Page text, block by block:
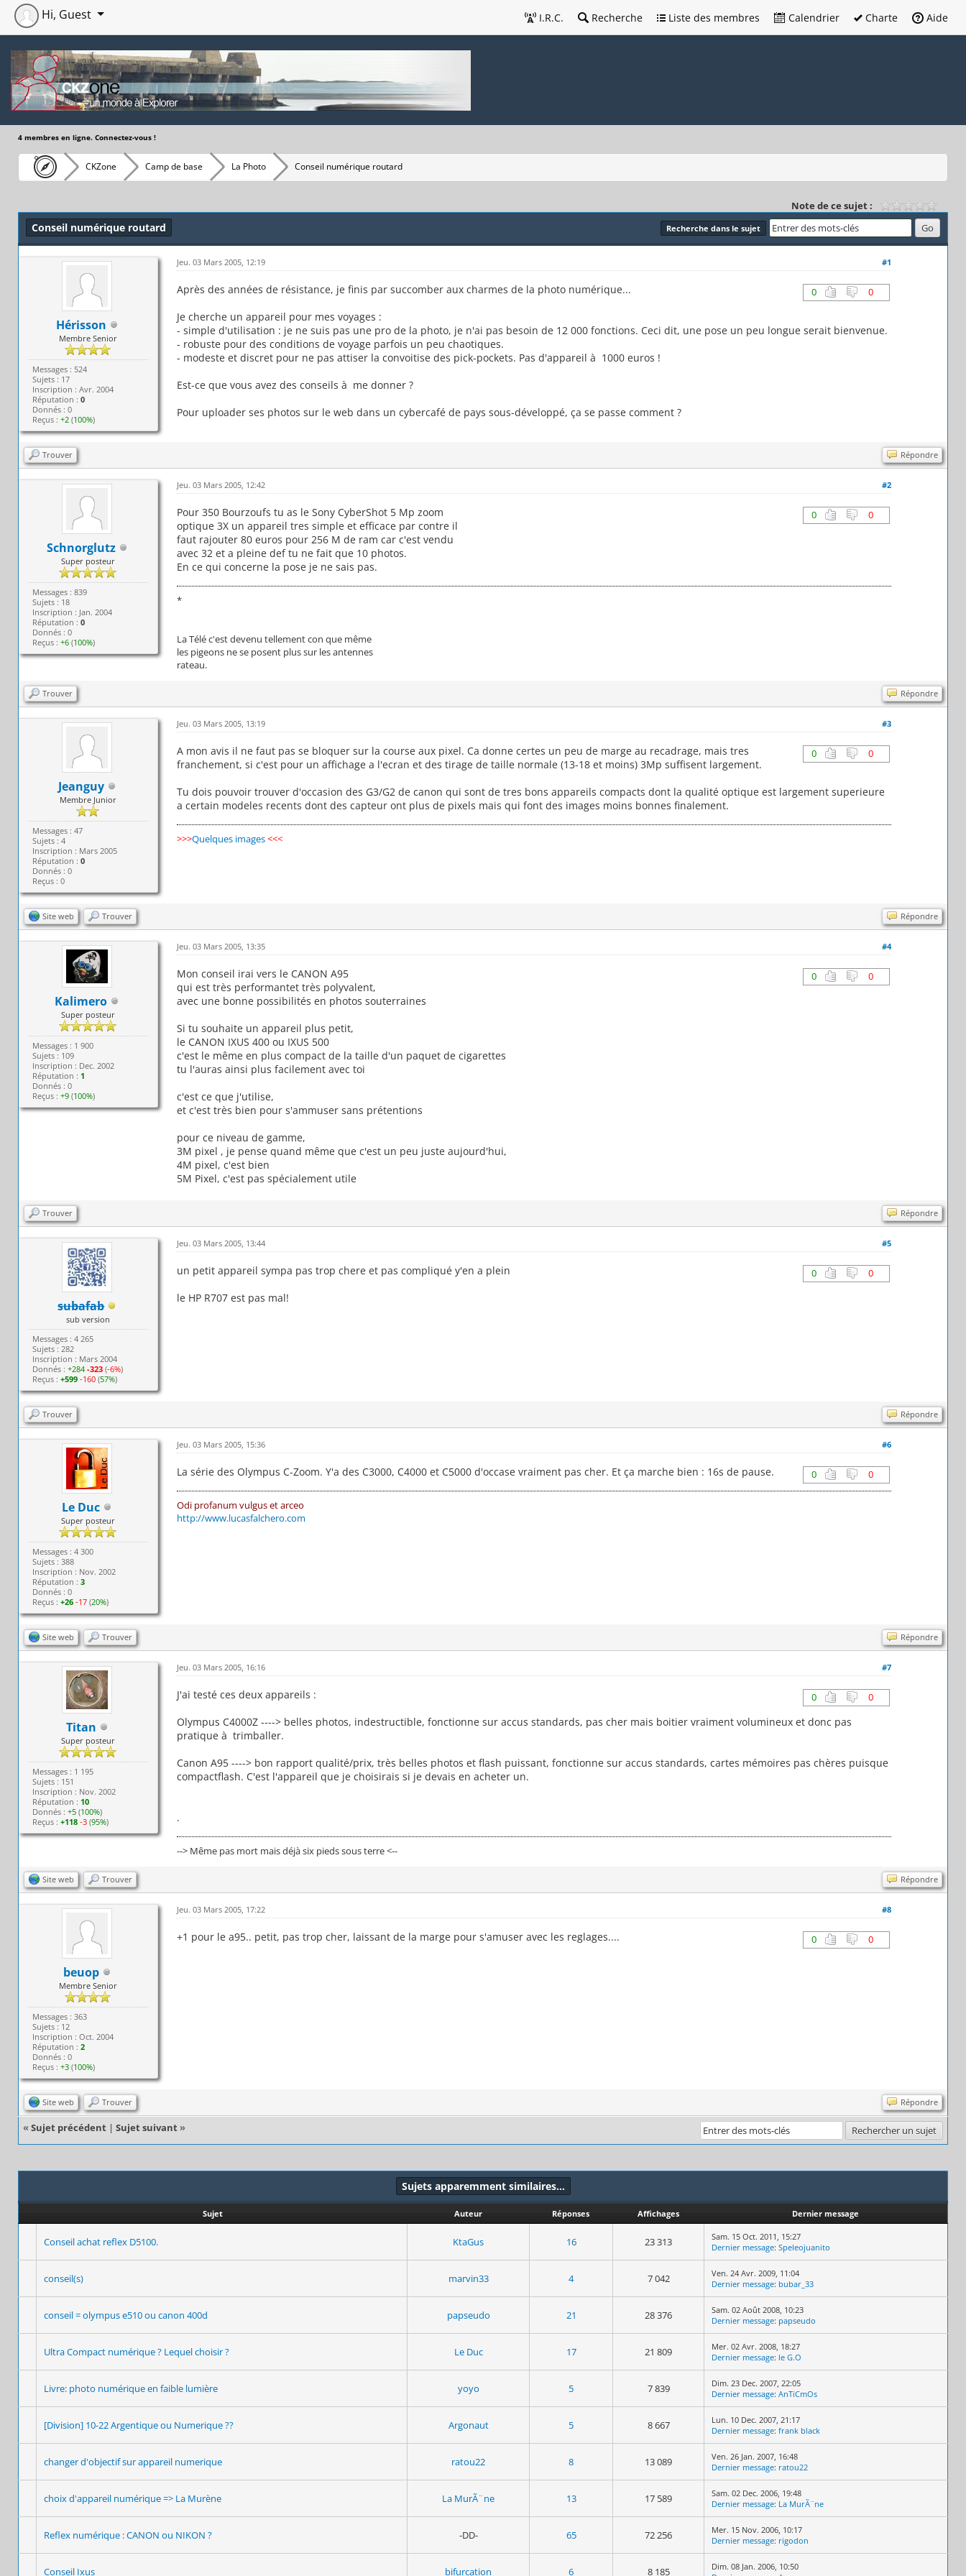
I.R.C. Recherche Liste des membres Calendrier Charte Aide
Hi, Guest
4 membres en ligne. Connectez-vous !
CKZone Camp de base La Photo Conseil numérique routard
Note de ce sujet :
Recherche dans le sujet
Conseil numérique routard
Hérisson
Membre Senior
Messages : 524
Sujets : 17
Inscription : Avr. 2004
Réputation : 0
Donnés : 0
Reçus : +2(100%)
#1
Jeu. 03 Mars 2005, 12:19
0 0
Après des années de résistance, je finis par succomber aux charmes de la photo numérique...
Je cherche un appareil pour mes voyages :
- simple d'utilisation : je ne suis pas une pro de la photo, je n'ai pas besoin de 12 000 fonctions. Ceci dit, une pose un peu longue serait bienvenue.
- robuste pour des conditions de voyage parfois un peu chaotiques.
- modeste et discret pour ne pas attiser la convoitise des pick-pockets. Pas d'appareil à 1000 euros !
Est-ce que vous avez des conseils à me donner ?
Pour uploader ses photos sur le web dans un cybercafé de pays sous-développé, ça se passe comment ?
Trouver Répondre
Schnorglutz
Super posteur
Messages : 839
Sujets : 18
Inscription : Jan. 2004
Réputation : 0
Donnés : 0
Reçus : +6(100%)
#2
Jeu. 03 Mars 2005, 12:42
0 0
Pour 350 Bourzoufs tu as le Sony CyberShot 5 Mp zoom
optique 3X un appareil tres simple et efficace par contre il
faut rajouter 80 euros pour 256 M de ram car c'est vendu
avec 32 et a pleine def tu ne fait que 10 photos.
En ce qui concerne la pose je ne sais pas.
*
La Télé c'est devenu tellement con que même
les pigeons ne se posent plus sur les antennes
rateau.
Trouver Répondre
Jeanguy
Membre Junior
Messages : 47
Sujets : 4
Inscription : Mars 2005
Réputation : 0
Donnés : 0
Reçus : 0
#3
Jeu. 03 Mars 2005, 13:19
0 0
A mon avis il ne faut pas se bloquer sur la course aux pixel. Ca donne certes un peu de marge au recadrage, mais tres
franchement, si c'est pour un affichage a l'ecran et des tirage de taille normale (13-18 et moins) 3Mp suffisent largement.
Tu dois pouvoir trouver d'occasion des G3/G2 de canon qui sont de tres bons appareils compacts dont la qualité optique est largement superieure
a certain modeles recents dont des capteur ont plus de pixels mais qui font des images moins bonnes finalement.
>>>Quelques images<<<
Site web Trouver Répondre
Kalimero
Super posteur
Messages : 1 900
Sujets : 109
Inscription : Dec. 2002
Réputation : 1
Donnés : 0
Reçus : +9(100%)
#4
Jeu. 03 Mars 2005, 13:35
0 0
Mon conseil irai vers le CANON A95
qui est très performantet très polyvalent,
avec une bonne possibilités en photos souterraines
Si tu souhaite un appareil plus petit,
le CANON IXUS 400 ou IXUS 500
c'est le même en plus compact de la taille d'un paquet de cigarettes
tu l'auras ainsi plus facilement avec toi
c'est ce que j'utilise,
et c'est très bien pour s'ammuser sans prétentions
pour ce niveau de gamme,
3M pixel , je pense quand même que c'est un peu juste aujourd'hui,
4M pixel, c'est bien
5M Pixel, c'est pas spécialement utile
Trouver Répondre
subafab
sub version
Messages : 4 265
Sujets : 282
Inscription : Mars 2004
Donnés : +284 -323(-6%)
Reçus : +599 -160(57%)
#5
Jeu. 03 Mars 2005, 13:44
0 0
un petit appareil sympa pas trop chere et pas compliqué y'en a plein
le HP R707 est pas mal!
Trouver Répondre
Le Duc
Super posteur
Messages : 4 300
Sujets : 388
Inscription : Nov. 2002
Réputation : 3
Donnés : 0
Reçus : +26 -17(20%)
#6
Jeu. 03 Mars 2005, 15:36
0 0
La série des Olympus C-Zoom. Y'a des C3000, C4000 et C5000 d'occase vraiment pas cher. Et ça marche bien : 16s de pause.
Odi profanum vulgus et arceo
http://www.lucasfalchero.com
Site web Trouver Répondre
Titan
Super posteur
Messages : 1 195
Sujets : 151
Inscription : Nov. 2002
Réputation : 10
Donnés : +5(100%)
Reçus : +118 -3(95%)
#7
Jeu. 03 Mars 2005, 16:16
0 0
J'ai testé ces deux appareils :
Olympus C4000Z ----> belles photos, indestructible, fonctionne sur accus standards, pas cher mais boitier vraiment volumineux et donc pas
pratique à trimballer.
Canon A95 ----> bon rapport qualité/prix, très belles photos et flash puissant, fonctionne sur accus standards, cartes mémoires pas chères puisque
compactflash. C'est l'appareil que je choisirais si je devais en acheter un.
.
--> Même pas mort mais déjà six pieds sous terre <--
Site web Trouver Répondre
beuop
Membre Senior
Messages : 363
Sujets : 12
Inscription : Oct. 2004
Réputation : 2
Donnés : 0
Reçus : +3(100%)
#8
Jeu. 03 Mars 2005, 17:22
0 0
+1 pour le a95.. petit, pas trop cher, laissant de la marge pour s'amuser avec les reglages....
Site web Trouver Répondre
« Sujet précédent | Sujet suivant »
Sujets apparemment similaires…
Sujet Auteur Réponses Affichages Dernier message
Conseil achat reflex D5100. KtaGus 16 23 313
Sam. 15 Oct. 2011, 15:27
Dernier message: Speleojuanito
conseil(s) marvin33 4 7 042
Ven. 24 Avr. 2009, 11:04
Dernier message: bubar_33
conseil = olympus e510 ou canon 400d papseudo 21 28 376
Sam. 02 Août 2008, 10:23
Dernier message: papseudo
Ultra Compact numérique ? Lequel choisir ? Le Duc 17 21 809
Mer. 02 Avr. 2008, 18:27
Dernier message: le G.O
Livre: photo numérique en faible lumière yoyo 5 7 839
Dim. 23 Dec. 2007, 22:05
Dernier message: AnTiCmOs
[Division] 10-22 Argentique ou Numerique ?? Argonaut 5 8 667
Lun. 10 Dec. 2007, 21:17
Dernier message: frank black
changer d'objectif sur appareil numerique ratou22 8 13 089
Ven. 26 Jan. 2007, 16:48
Dernier message: ratou22
choix d'appareil numérique => La Murène La MurÃ¨ne 13 17 589
Sam. 02 Dec. 2006, 19:48
Dernier message: La MurÃ¨ne
Reflex numérique : CANON ou NIKON ? -DD- 65 72 256
Mer. 15 Nov. 2006, 10:17
Dernier message: rigodon
Conseil Ixus bifurcation 6 8 185
Dim. 08 Jan. 2006, 10:50